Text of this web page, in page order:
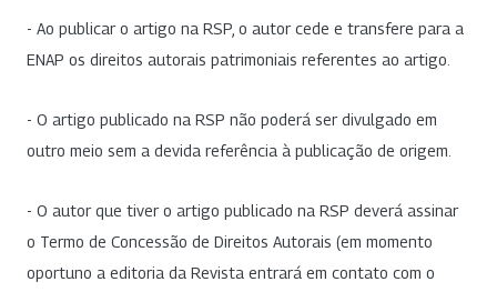
- Ao publicar o artigo na RSP, o autor cede e transfere para a
ENAP os direitos autorais patrimoniais referentes ao artigo.
- O artigo publicado na RSP não poderá ser divulgado em
outro meio sem a devida referência à publicação de origem.
- O autor que tiver o artigo publicado na RSP deverá assinar
o Termo de Concessão de Direitos Autorais (em momento
oportuno a editoria da Revista entrará em contato com o